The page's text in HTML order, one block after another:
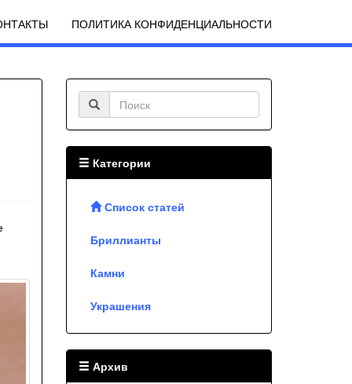
ПОЛИТИКА КОНФИДЕНЦИАЛЬНОСТИ
Категории
Список статей
Бриллианты
Камни
Украшения
Архив